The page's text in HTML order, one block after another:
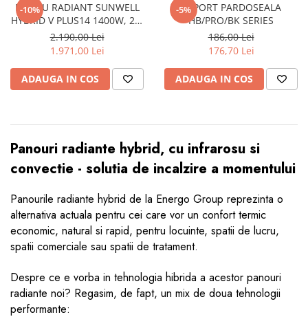
-10%
PANOU RADIANT SUNWELL
HYBRID V PLUS14 1400W, 22-
26 mp , WiFi
2.190,00 Lei
1.971,00 Lei
ADAUGA IN COS
-5%
SUPORT PARDOSEALA
HB/PRO/BK SERIES
186,00 Lei
176,70 Lei
ADAUGA IN COS
Panouri radiante hybrid, cu infrarosu si
convectie - solutia de incalzire a momentului
Panourile radiante hybrid de la Energo Group reprezinta o
alternativa actuala pentru cei care vor un confort termic
economic, natural si rapid, pentru locuinte, spatii de lucru,
spatii comerciale sau spatii de tratament.
Despre ce e vorba in tehnologia hibrida a acestor panouri
radiante noi? Regasim, de fapt, un mix de doua tehnologii
performante: